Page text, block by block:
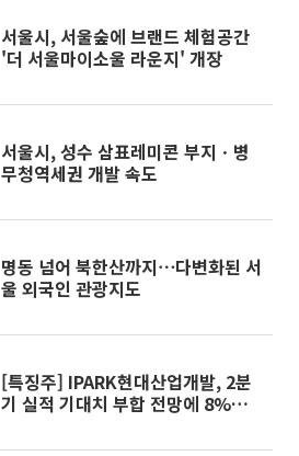
서울시, 서울숲에 브랜드 체험공간
'더 서울마이소울 라운지' 개장
서울시, 성수 삼표레미콘 부지ㆍ병
무청역세권 개발 속도
명동 넘어 북한산까지⋯다변화된 서
울 외국인 관광지도
[특징주] IPARK현대산업개발, 2분
기 실적 기대치 부합 전망에 8%대